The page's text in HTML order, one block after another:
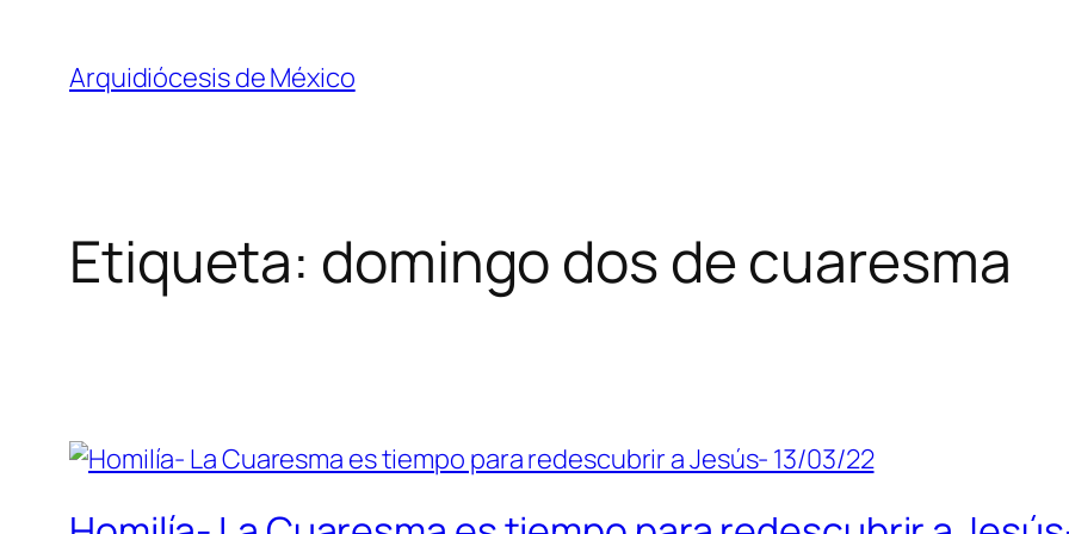
contenido
Arquidiócesis de México
Etiqueta: domingo dos de cuaresma